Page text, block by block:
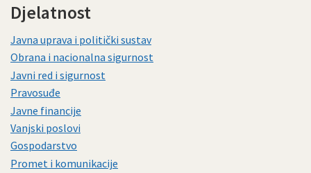
Djelatnost
Javna uprava i politički sustav
Obrana i nacionalna sigurnost
Javni red i sigurnost
Pravosuđe
Javne financije
Vanjski poslovi
Gospodarstvo
Promet i komunikacije